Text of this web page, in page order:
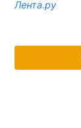
Лента.ру